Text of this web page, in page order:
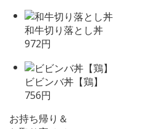
和牛切り落とし丼
972円
ビビンバ丼【鶏】
756円
お持ち帰り＆